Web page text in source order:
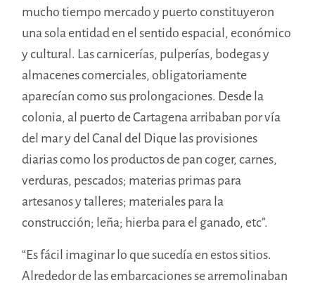
mucho tiempo mercado y puerto constituyeron
una sola entidad en el sentido espacial, económico
y cultural. Las carnicerías, pulperías, bodegas y
almacenes comerciales, obligatoriamente
aparecían como sus prolongaciones. Desde la
colonia, al puerto de Cartagena arribaban por vía
del mar y del Canal del Dique las provisiones
diarias como los productos de pan coger, carnes,
verduras, pescados; materias primas para
artesanos y talleres; materiales para la
construcción; leña; hierba para el ganado, etc”.
“Es fácil imaginar lo que sucedía en estos sitios.
Alrededor de las embarcaciones se arremolinaban